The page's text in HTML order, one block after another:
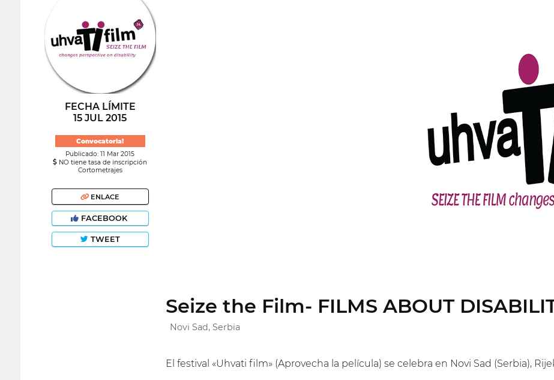
FECHA LÍMITE
15 JUL 2015
Convocatoria!
Publicado: 11 Mar 2015
NO tiene tasa de inscripción
Cortometrajes
ENLACE
FACEBOOK
TWEET
Seize the Film- FILMS ABOUT
Novi Sad, Serbia
El festival «Uhvati film» (Aprovecha la película) se celebra en Novi Sad (Serbia),